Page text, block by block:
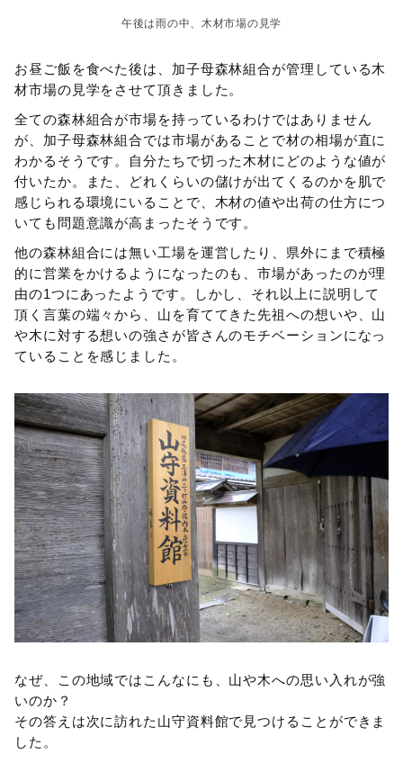
午後は雨の中、木材市場の見学
お昼ご飯を食べた後は、加子母森林組合が管理している木
材市場の見学をさせて頂きました。
全ての森林組合が市場を持っているわけではありません
が、加子母森林組合では市場があることで材の相場が直に
わかるそうです。自分たちで切った木材にどのような値が
付いたか。また、どれくらいの儲けが出てくるのかを肌で
感じられる環境にいることで、木材の値や出荷の仕方につ
いても問題意識が高まったそうです。
他の森林組合には無い工場を運営したり、県外にまで積極
的に営業をかけるようになったのも、市場があったのが理
由の1つにあったようです。しかし、それ以上に説明して
頂く言葉の端々から、山を育ててきた先祖への想いや、山
や木に対する想いの強さが皆さんのモチベーションになっ
ていることを感じました。
なぜ、この地域ではこんなにも、山や木への思い入れが強
いのか？
その答えは次に訪れた山守資料館で見つけることができま
した。